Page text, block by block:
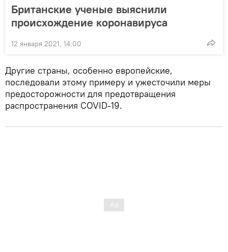
Британские ученые выяснили
происхождение коронавируса
12 января 2021, 14:00
Другие страны, особенно европейские,
последовали этому примеру и ужесточили меры
предосторожности для предотвращения
распространения COVID-19.